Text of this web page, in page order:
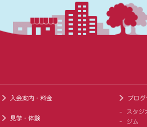
入会案内・料金
見学・体験
プログ
スタジ
ジム